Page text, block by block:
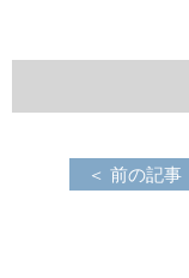
＜ 前の記事